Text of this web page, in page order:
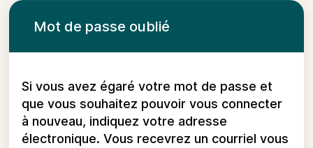
Mot de passe oublié
Si vous avez égaré votre mot de passe et
que vous souhaitez pouvoir vous connecter
à nouveau, indiquez votre adresse
électronique. Vous recevrez un courriel vous